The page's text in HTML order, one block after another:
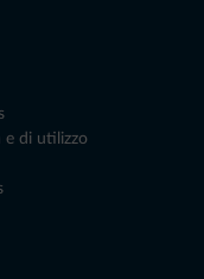
e di utilizzo